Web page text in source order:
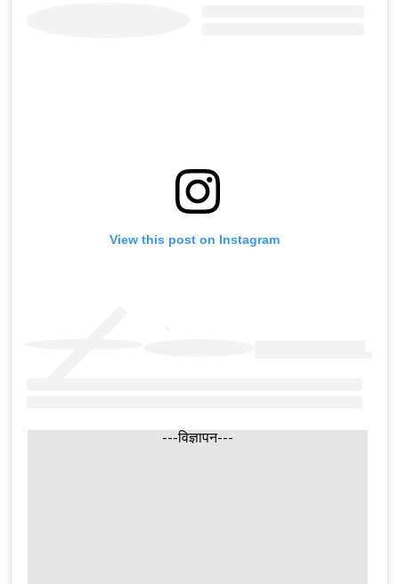
View this post on Instagram
---विज्ञापन---